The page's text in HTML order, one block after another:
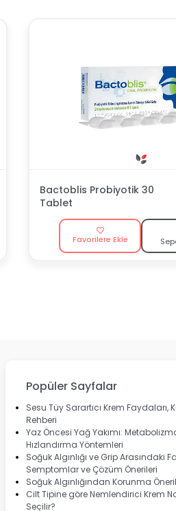
Bactoblis Probiyotik 30
Tablet
Favorilere Ekle
Popüler Sayfalar
Sesu Tüy Sarartıcı Krem Faydaları,
Rehberi
Yaz Öncesi Yağ Yakımı:
Hızlandırma Yöntemleri
Soğuk Algınlığı ve Grip Arasındaki
Semptomlar ve Çözüm Önerileri
Soğuk Algınlığından Korunma
Cilt Tipine göre Nemlendirici Krem
Seçilir?